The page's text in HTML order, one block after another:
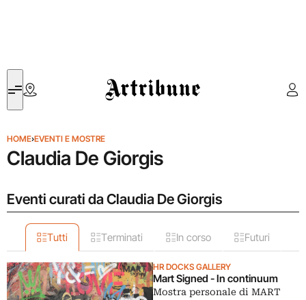
Artribune
HOME›EVENTI E MOSTRE
Claudia De Giorgis
Eventi curati da Claudia De Giorgis
Tutti Terminati In corso Futuri
HR DOCKS GALLERY
Mart Signed - In continuum
Mostra personale di MART